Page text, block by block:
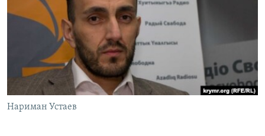
СОВЕТЫ ПРАВОЗАЩИТНИКОВ
ПРОПАВШИЕ БЕЗ ВЕСТИ
ПОБЕДИТЕЛЕЙ НЕ СУДЯТ?
КРЫМ.НЕПОКОРЕННЫЙ
ELIFBE
УКРАИНСКАЯ ПРОБЛЕМА КРЫМА
Qırımtatar
ПРИСОЕДИНЯЙТЕСЬ!
Нариман Устаев